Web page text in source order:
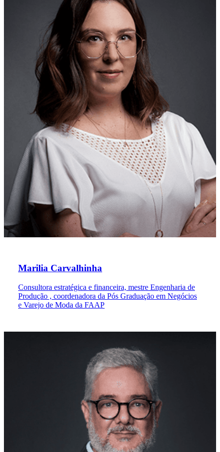
Marilia Carvalhinha
Consultora estratégica e financeira, mestre Engenharia de
Produção , coordenadora da Pós Graduação em Negócios
e Varejo de Moda da FAAP